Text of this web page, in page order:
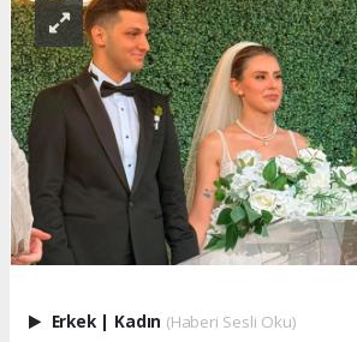
Erkek | Kadın (Haberi Sesli Oku)